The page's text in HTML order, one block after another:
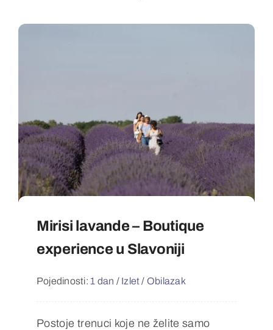
Mirisi lavande – Boutique
experience u Slavoniji
Pojedinosti: 1 dan / Izlet / Obilazak
Postoje trenuci koje ne želite samo